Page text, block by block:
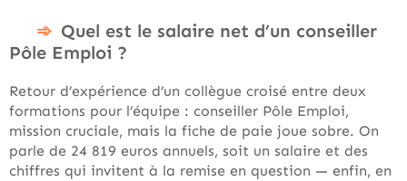
Quel est le salaire net d’un conseiller
Pôle Emploi ?
Retour d’expérience d’un collègue croisé entre deux
formations pour l’équipe : conseiller Pôle Emploi,
mission cruciale, mais la fiche de paie joue sobre. On
parle de 24 819 euros annuels, soit un salaire et des
chiffres qui invitent à la remise en question — enfin, en